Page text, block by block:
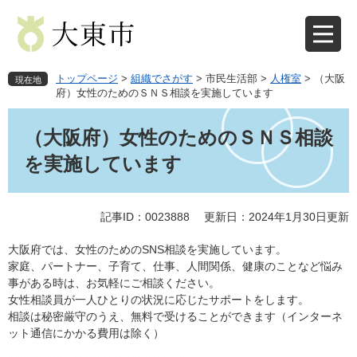
先
で
を
ば
へ
現在地 トップページ > 組織でさがす > 市民生活部 > 人権室 >
（大阪
府）女性のためのＳＮＳ相談を実施しています
（大阪府）女性のためのＳＮＳ相談
を実施しています
記事ID：0023888 更新日：2024年1月30日更新
大阪府では、女性のためのSNS相談を実施しています。
家庭、パートナー、子育て、仕事、人間関係、健康のことなど悩み
事がある時は、お気軽にご相談ください。
女性相談員が一人ひとりの状況に応じたサポートをします。
相談は秘密厳守のうえ、無料で受けることができます（インターネ
ット通信にかかる費用は除く）